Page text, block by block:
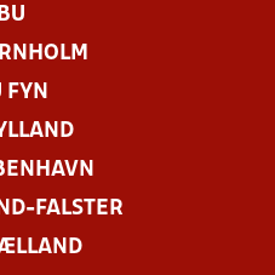
FYN
FALSTER